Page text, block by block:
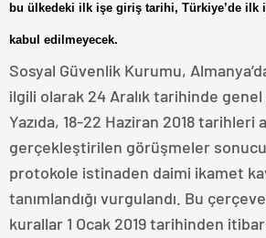
bu ülkedeki ilk işe giriş tarihi, Türkiye’de ilk
kabul edilmeyecek.
Sosyal Güvenlik Kurumu,
ilgili olarak 24 Aralık tarihinde genel
Yazıda, 18-22 Haziran 2018 tarihleri
gerçekleştirilen görüşmeler
protokole istinaden daimi ikamet
tanımlandığı vurgulandı. Bu
kurallar 1 Ocak 2019 tarihinden